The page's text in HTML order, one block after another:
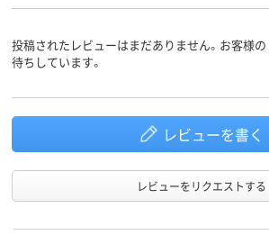
投稿されたレビューはまだありません。お客様
待ちしています。
レビューを書く
レビューをリクエストする